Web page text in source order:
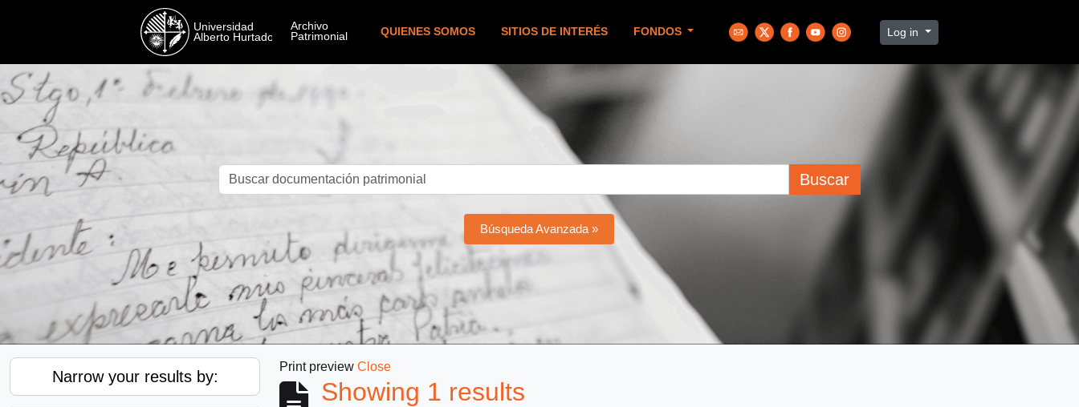
QUIENES SOMOS SITIOS DE INTERÉS FONDOS Log in
Buscar
Búsqueda Avanzada »
Narrow your results by:
Print preview Close
Showing 1 results